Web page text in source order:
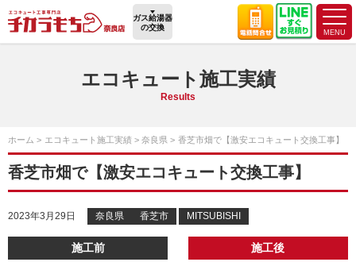
ガス給湯器
の交換
エコキュート施工実績
Results
ホーム エコキュート施工実績 奈良県 香芝市畑で【激安エコキュート交換工事】
香芝市畑で【激安エコキュート交換工事】
2023年3月29日 奈良県 香芝市 MITSUBISHI
施工前 施工後